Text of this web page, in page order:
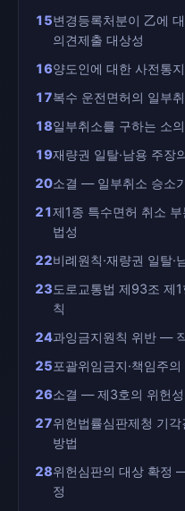
15변경등록처분이 乙에
의견제출 대상성
16양도인에 대한 사전통
17복수 운전면허의 일부
18일부취소를 구하는 소
19재량권 일탈·남용 주장
20소결 — 일부취소 승소
21제1종 특수면허 취소
법성
22비례원칙·재량권 일탈·
23도로교통법 제93조 제
칙
24과잉금지원칙 위반 —
25포괄위임금지·책임주
26소결 — 제3호의 위헌성
27위헌법률심판제청 기
방법
28위헌심판의 대상 확정
정